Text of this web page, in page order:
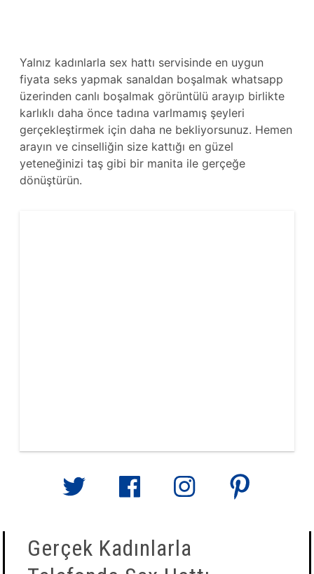
Yalnız kadınlarla sex hattı servisinde en uygun
fiyata seks yapmak sanaldan boşalmak whatsapp
üzerinden canlı boşalmak görüntülü arayıp birlikte
karlıklı daha önce tadına varlmamış şeyleri
gerçekleştirmek için daha ne bekliyorsunuz. Hemen
arayın ve cinselliğin size kattığı en güzel
yeteneğinizi taş gibi bir manita ile gerçeğe
dönüştürün.
Gerçek Kadınlarla